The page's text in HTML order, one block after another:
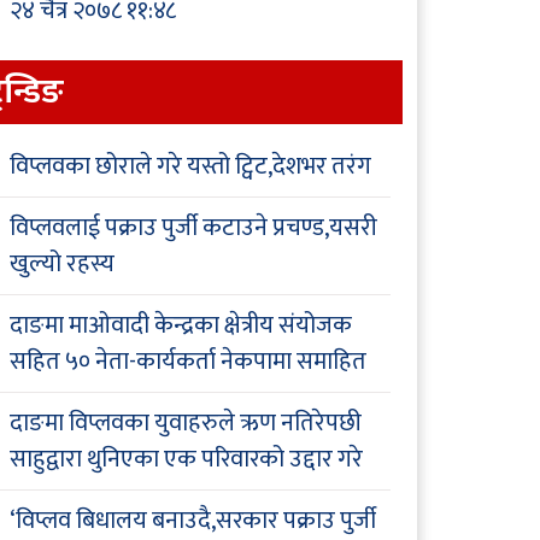
२४ चैत्र २०७८ ११:४८
विप्लवका छोराले गरे यस्तो ट्विट,देशभर तरंग
विप्लवलाई पक्राउ पुर्जी कटाउने प्रचण्ड,यसरी
खुल्यो रहस्य
दाङमा माओवादी केन्द्रका क्षेत्रीय संयोजक
सहित ५० नेता-कार्यकर्ता नेकपामा समाहित
दाङमा विप्लवका युवाहरुले ऋण नतिरेपछी
साहुद्वारा थुनिएका एक परिवारको उद्दार गरे
‘विप्लव बिधालय बनाउदै,सरकार पक्राउ पुर्जी